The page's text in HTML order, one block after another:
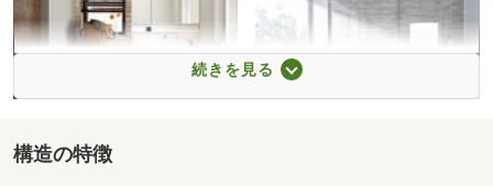
洗面化粧台
続きを見る
構造の特徴